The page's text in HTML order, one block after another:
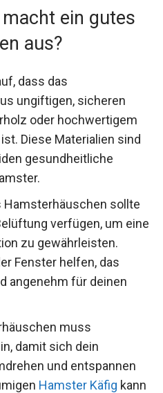
ein gutes
aus?
dass das
ungiftigen, sicheren
oder hochwertigem
Diese Materialien sind
gesundheitliche
Hamsterhäuschen sollte
verfügen, um eine
zu gewährleisten.
Fenster helfen, das
angenehm für deinen
muss
damit sich dein
und entspannen
Hamster Käfig kann